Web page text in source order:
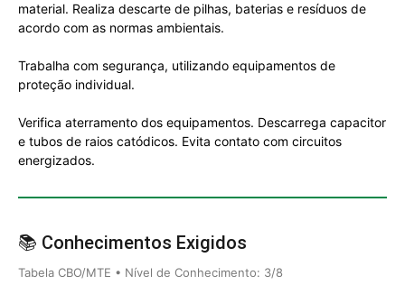
material. Realiza descarte de pilhas, baterias e resíduos de
acordo com as normas ambientais.
Trabalha com segurança, utilizando equipamentos de
proteção individual.
Verifica aterramento dos equipamentos. Descarrega capacitor
e tubos de raios catódicos. Evita contato com circuitos
energizados.
📚 Conhecimentos Exigidos
Tabela CBO/MTE • Nível de Conhecimento: 3/8